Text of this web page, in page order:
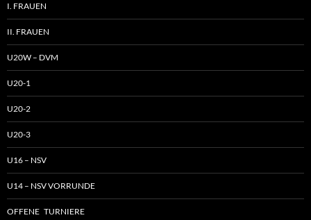
I. FRAUEN
II. FRAUEN
U20W – DVM
U20-1
U20-2
U20-3
U16 – NSV
U14 – NSV VORRUNDE
OFFENE TURNIERE